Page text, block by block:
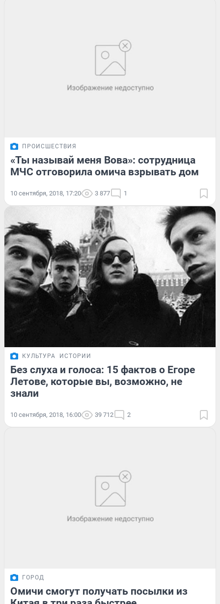
ПРОИСШЕСТВИЯ
«Ты называй меня Вова»: сотрудница
МЧС отговорила омича взрывать дом
10 сентября, 2018, 17:20 3 877 1
КУЛЬТУРА ИСТОРИИ
Без слуха и голоса: 15 фактов о Егоре
Летове, которые вы, возможно, не
знали
10 сентября, 2018, 16:00 39 712 2
ГОРОД
Омичи смогут получать посылки из